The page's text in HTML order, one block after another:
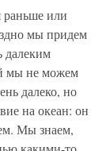
раньше или
мы придем
далеким
мы не можем
далеко, но
на океан: он
Мы знаем,